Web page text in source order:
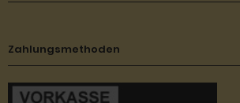
Zahlungsmethoden